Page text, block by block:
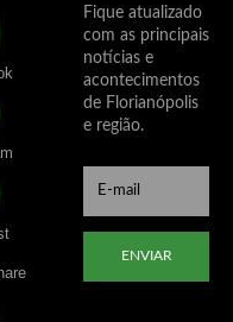
Fique atualizado
com as principais
notícias e
acontecimentos
de Florianópolis
e região.
ENVIAR